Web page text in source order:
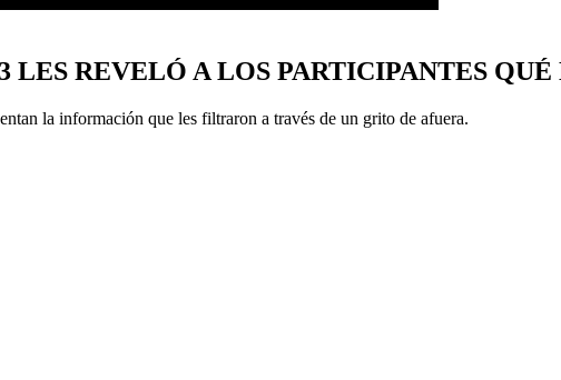
REVELÓ A LOS PARTICIPANTES QUÉ
la información que les filtraron a través de un grito de afuera.